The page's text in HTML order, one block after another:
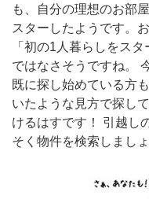
も、自分の理想のお部
スターしたようです。
「初の1人暮らしをス
ではなさそうですね。
既に探し始めている方
いたような見方で探し
けるはすです！ 引越し
そく物件を検索しましょ